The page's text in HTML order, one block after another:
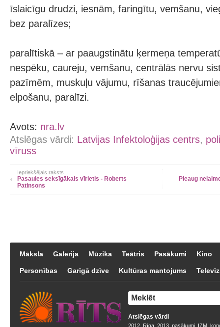
īslaicīgu drudzi, iesnām, faringītu, vemšanu,
bez paralīzes;
paralītiskā – ar paaugstinātu ķermeņa
nespēku, caureju, vemšanu, centrālās nervu
pazīmēm, muskuļu vājumu, rīšanas
elpošanu, paralīzi.
Avots: nra.lv
Atslēgas vārdi: Latvijas Infektoloģijas centrs,
vīruss
Iepriekšējais raksts
Pasaules seksīgākais vīrietis - Roberts
Patinsons
Pieaug
Māksla Galerija Mūzika Teātris Pasākumi Kino
Personības Garīgā dzīve Kultūras mantojums
Atslēgas vārdi
2012 Rīga 2013 pasākumi IZM